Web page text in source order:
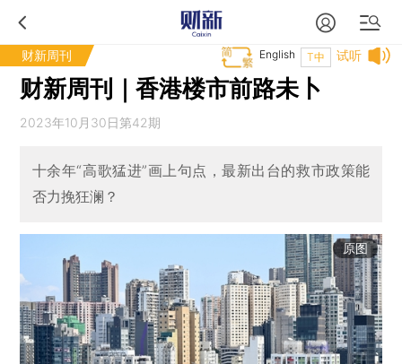
财新周刊 试听
T中
English
财新周刊｜香港楼市前路未卜
2023年10月30日第42期
十余年“高歌猛进”画上句点，最新出台的救市政策能
否力挽狂澜？
原图